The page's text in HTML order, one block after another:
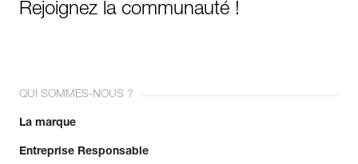
Rejoignez la communauté !
QUI SOMMES-NOUS ?
La marque
Entreprise Responsable